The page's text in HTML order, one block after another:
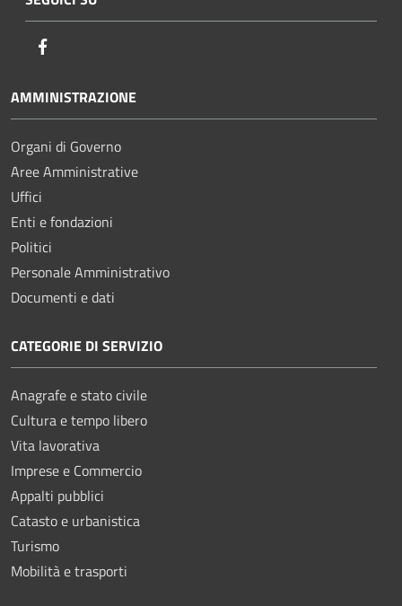
AMMINISTRAZIONE
Organi di Governo
Aree Amministrative
Uffici
Enti e fondazioni
Politici
Personale Amministrativo
Documenti e dati
CATEGORIE DI SERVIZIO
Anagrafe e stato civile
Cultura e tempo libero
Vita lavorativa
Imprese e Commercio
Appalti pubblici
Catasto e urbanistica
Turismo
Mobilità e trasporti